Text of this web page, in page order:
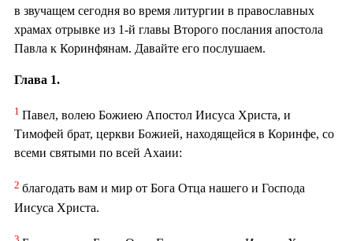
в звучащем сегодня во время литургии в православных
храмах отрывке из 1-й главы Второго послания апостола
Павла к Коринфянам. Давайте его послушаем.
Глава 1.
1 Павел, волею Божиею Апостол Иисуса Христа, и
Тимофей брат, церкви Божией, находящейся в Коринфе, со
всеми святыми по всей Ахаии:
2 благодать вам и мир от Бога Отца нашего и Господа
Иисуса Христа.